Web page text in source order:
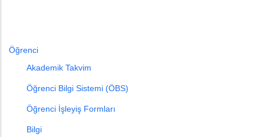
Öğrenci
Akademik Takvim
Öğrenci Bilgi Sistemi (ÖBS)
Öğrenci İşleyiş Formları
Bilgi